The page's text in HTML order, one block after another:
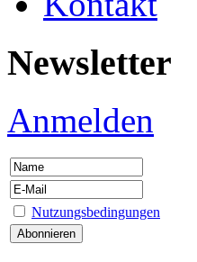
Newsletter
Anmelden
Nutzungsbedingungen